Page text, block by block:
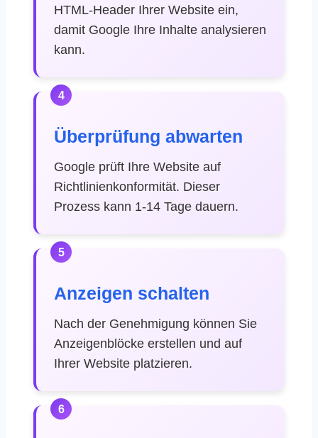
HTML-Header Ihrer Website ein,
damit Google Ihre Inhalte analysieren
kann.
4
Überprüfung abwarten
Google prüft Ihre Website auf
Richtlinienkonformität. Dieser
Prozess kann 1-14 Tage dauern.
5
Anzeigen schalten
Nach der Genehmigung können Sie
Anzeigenblöcke erstellen und auf
Ihrer Website platzieren.
6